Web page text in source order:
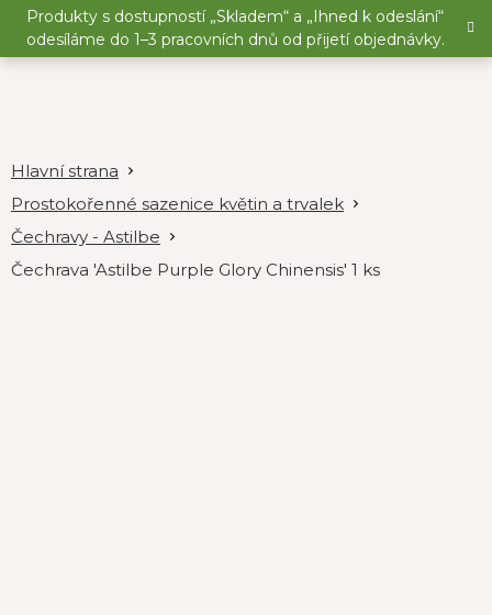
Přejít
obsah
Produkty s dostupností „Skladem“ a „Ihned k odeslání“
odesíláme do 1–3 pracovních dnů od přijetí objednávky.
Prostokořenné sazenice květin a trvalek
Čechravy - Astilbe
Čechrava 'Astilbe Purple Glory Chinensis' 1 ks